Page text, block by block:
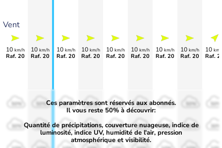
Vent
10 km/h
Raf. 20
10 km/h
Raf. 20
10 km/h
Raf. 20
10 km/h
Raf. 20
10 km/h
Raf. 20
10 km/h
Raf. 20
10 km/h
Raf. 20
10 km/h
Raf. 20
10
Raf.
50%
30%
50%
30%
50%
30%
50%
30%
50%
30%
50%
30%
50%
30% 30% 30%
Ces paramètres sont réservés aux abonnés.
Il vous reste 50% à découvrir:
Quantité de précipitations, couverture nuageuse, indice de
luminosité, indice UV, humidité de l'air, pression
atmosphérique et visibilité.